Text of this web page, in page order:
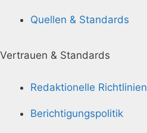
Quellen & Standards
Vertrauen & Standards
Redaktionelle Richtlinien
Berichtigungspolitik